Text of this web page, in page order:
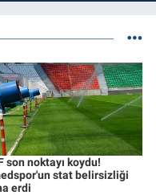
son noktayı koydu!
stat belirsizliği
erdi